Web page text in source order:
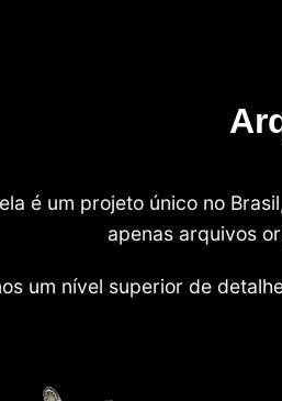
é um projeto único no
apenas arquivos
um nível superior de